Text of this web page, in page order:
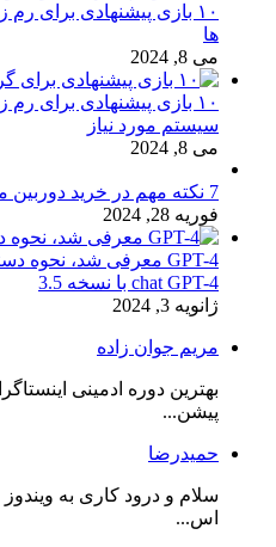
ها
می 8, 2024
سیستم مورد نیاز
می 8, 2024
7 نکته مهم در خرید دوربین مداربسته + راهنمای خرید
فوریه 28, 2024
chat GPT-4 با نسخه 3.5
ژانویه 3, 2024
مریم جوان زاده
بهترین دوره ادمینی
پیشن...
حمیدرضا
سلام و درود کاری به
اس...